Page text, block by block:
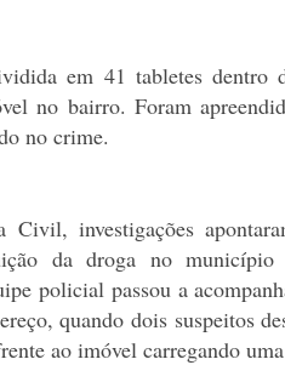
em 41 tabletes dentro
no bairro. Foram
no crime.
Civil, investigações
da droga no
policial passou a
quando dois suspeitos
ao imóvel carregando